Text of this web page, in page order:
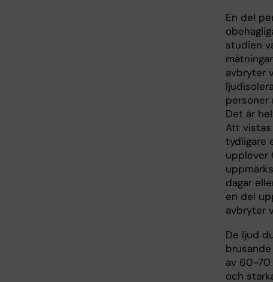
En del
studien
avbryter
personer
Det är
Att
tydligare
upplever
dagar
en del
avbryter
De ljud
av 60-70
och